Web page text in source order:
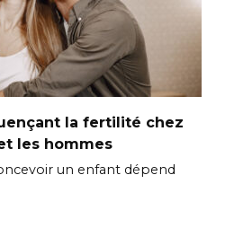
la fertilité chez
les hommes
un enfant dépend